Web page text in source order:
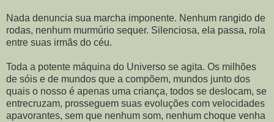
Nada denuncia sua marcha imponente. Nenhum rangido de
rodas, nenhum murmúrio sequer. Silenciosa, ela passa, rola
entre suas irmãs do céu.
Toda a potente máquina do Universo se agita. Os milhões
de sóis e de mundos que a compõem, mundos junto dos
quais o nosso é apenas uma criança, todos se deslocam, se
entrecruzam, prosseguem suas evoluções com velocidades
apavorantes, sem que nenhum som, nenhum choque venha